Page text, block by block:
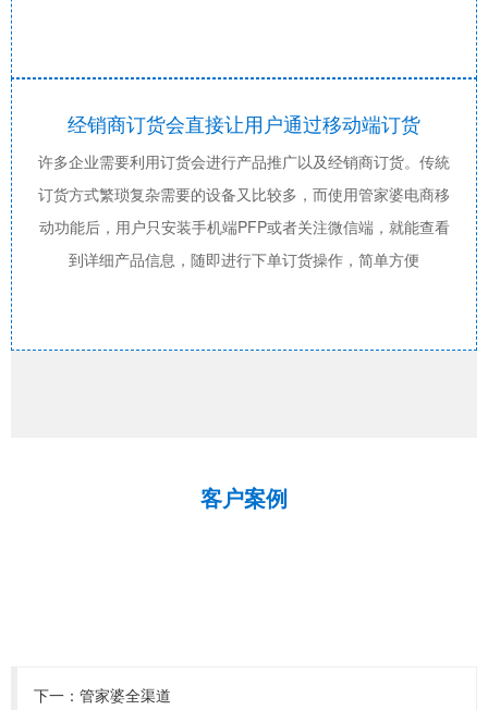
经销商订货会直接让用户通过移动端订货
许多企业需要利用订货会进行产品推广以及经销商订货。传統
订货方式繁琐复杂需要的设备又比较多，而使用管家婆电商移
动功能后，用户只安装手机端PFP或者关注微信端，就能查看
到详细产品信息，随即进行下单订货操作，简单方便
客户案例
下一： 管家婆全渠道